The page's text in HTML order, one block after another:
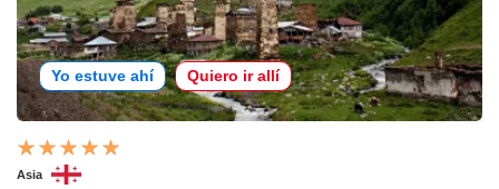
Yo estuve ahí Quiero ir allí
Asia